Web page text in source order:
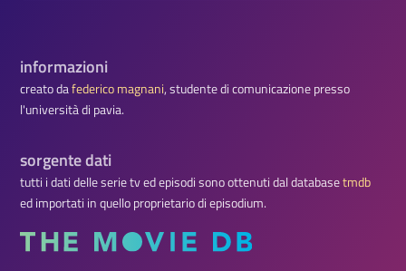
informazioni
creato dafederico magnani, studente di comunicazione presso
l'università di pavia.
sorgente dati
tutti i dati delle serie tv ed episodi sono ottenuti dal databasetmdb
ed importati in quello proprietario di episodium.